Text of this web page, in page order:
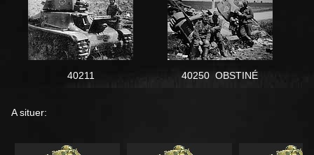
40211 40250 OBSTINÉ
A situer: